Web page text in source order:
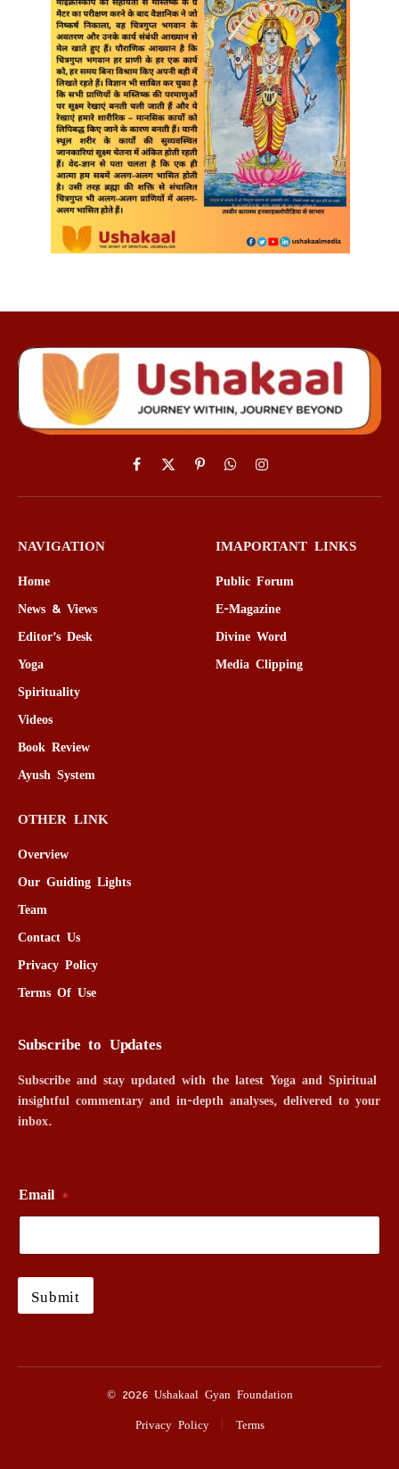
Facebook
X
(Twitter)
PinterestWhatsAppInstagram
NAVIGATION
Home
News & Views
Editor’s Desk
Yoga
Spirituality
Videos
Book Review
Ayush System
IMAPORTANT LINKS
Public Forum
E-Magazine
Divine Word
Media Clipping
OTHER LINK
Overview
Our Guiding Lights
Team
Contact Us
Privacy Policy
Terms Of Use
Subscribe to Updates
Subscribe and stay updated with the latest Yoga and Spiritual
insightful commentary and in-depth analyses, delivered to your
inbox.
Email *
Submit
© 2026 Ushakaal Gyan Foundation
Privacy Policy
Terms